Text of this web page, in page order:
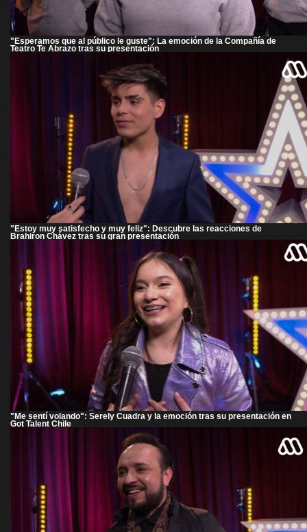
"Esperamos que al público le guste": La emoción de la Compañía de
Teatro Te Abrazo tras su presentación
"Estoy muy satisfecho y muy feliz": Descubre las reacciones de
Brahiron Chávez tras su gran presentación
"Me sentí volando": Serely Cuadra y la emoción tras su presentación en
Got Talent Chile